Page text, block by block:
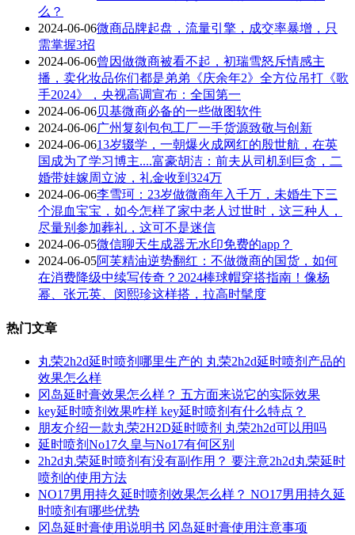
么？
2024-06-06微商品牌起盘，流量引擎，成交率暴增，只
需掌握3招
2024-06-06曾因做微商被看不起，初瑞雪怒斥情感主
播，卖化妆品你们都是弟弟《庆余年2》全方位吊打《歌
手2024》，央视高调宣布：全国第一
2024-06-06贝基微商必备的一些做图软件
2024-06-06广州复刻包包工厂一手货源致敬与创新
2024-06-0613岁辍学，一朝爆火成网红的殷世航，在英
国成为了学习博主....富豪胡洁：前夫从司机到巨贪，二
婚带娃嫁周立波，礼金收到324万
2024-06-06李雪珂：23岁做微商年入千万，未婚生下三
个混血宝宝，如今怎样了家中老人过世时，这三种人，
尽量别参加葬礼，这可不是迷信
2024-06-05微信聊天生成器无水印免费的app？
2024-06-05阿芙精油逆势翻红：不做微商的国货，如何
在消费降级中续写传奇？2024棒球帽穿搭指南！像杨
幂、张元英、闵熙珍这样搭，拉高时髦度
热门文章
丸荣2h2d延时喷剂哪里生产的 丸荣2h2d延时喷剂产品的
效果怎么样
冈岛延时膏效果怎么样？ 五方面来说它的实际效果
key延时喷剂效果咋样 key延时喷剂有什么特点？
朋友介绍一款丸荣2H2D延时喷剂 丸荣2h2d可以用吗
延时喷剂No17久皇与No17有何区别
2h2d丸荣延时喷剂有没有副作用？ 要注意2h2d丸荣延时
喷剂的使用方法
NO17男用持久延时喷剂效果怎么样？ NO17男用持久延
时喷剂有哪些优势
冈岛延时膏使用说明书 冈岛延时膏使用注意事项